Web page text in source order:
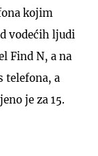
kojim
vodećih ljudi
Find N, a na
telefona, a
je za 15.